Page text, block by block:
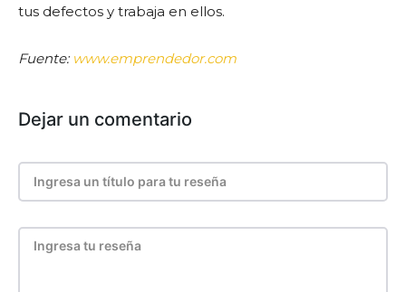
tus defectos y trabaja en ellos.
Fuente: www.emprendedor.com
Dejar un comentario